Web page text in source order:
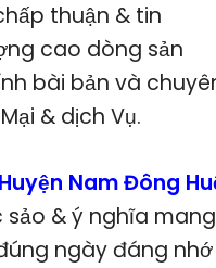
thuận & tin
cao dòng sản
bài bản và
& dịch Vụ.
Nam Đông
sảo & ý nghĩa mang
ngày đáng nhớ